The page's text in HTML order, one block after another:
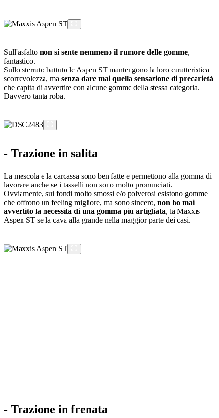
Sull'asfalto non si sente nemmeno il rumore delle gomme,
fantastico.
Sullo sterrato battuto le Aspen ST mantengono la loro caratteristica
scorrevolezza, ma senza dare mai quella sensazione di precarietà
che capita di avvertire con alcune gomme della stessa categoria.
Davvero tanta roba.
- Trazione in salita
La mescola e la carcassa sono ben fatte e permettono alla gomma di
lavorare anche se i tasselli non sono molto pronunciati.
Ovviamente, sui fondi molto smossi e/o polverosi esistono gomme
che offrono un feeling migliore, ma sono sincero, non ho mai
avvertito la necessità di una gomma più artigliata, la Maxxis
Aspen ST se la cava alla grande nella maggior parte dei casi.
- Trazione in frenata